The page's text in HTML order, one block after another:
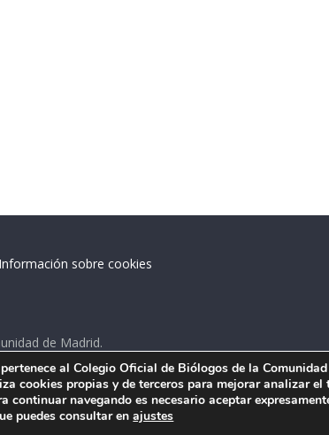
Información sobre cookies
de Madrid.
Madrid. al Colegio Oficial de Biólogos de la
cookies propias y de terceros para mejorar analizar el
continuar navegando es necesario aceptar
puedes consultar enajustes